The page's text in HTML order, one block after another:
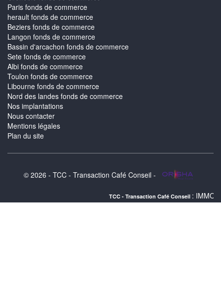
Paris fonds de commerce
herault fonds de commerce
Beziers fonds de commerce
Langon fonds de commerce
Bassin d'arcachon fonds de commerce
Sete fonds de commerce
Albi fonds de commerce
Toulon fonds de commerce
Libourne fonds de commerce
Nord des landes fonds de commerce
Nos implantations
Nous contacter
Mentions légales
Plan du site
© 2026 - TCC - Transaction Café Conseil -
TCC - Transaction Café Conseil : IMMOBILIER